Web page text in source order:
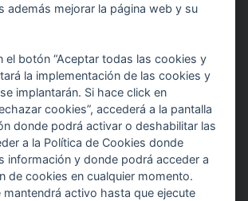
un espacio para la difusión y
prácticas a las organizaciones de
además mejorar la página web y su
el botón “Aceptar todas las cookies y
la implementación de las cookies y
implantarán. Si hace click en
cookies”, accederá a la pantalla
donde podrá activar o deshabilitar las
a la Política de Cookies donde
información y donde podrá acceder a
de cookies en cualquier momento.
mantendrá activo hasta que ejecute